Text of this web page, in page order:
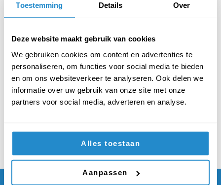
Toestemming Details Over
Deze website maakt gebruik van cookies
We gebruiken cookies om content en advertenties te
personaliseren, om functies voor social media te bieden
en om ons websiteverkeer te analyseren. Ook delen we
informatie over uw gebruik van onze site met onze
partners voor social media, adverteren en analyse.
Alles toestaan
Aanpassen
STELLING
Docenten moeten
volgverzoeken van
leerlingen op social
media altijd weigeren